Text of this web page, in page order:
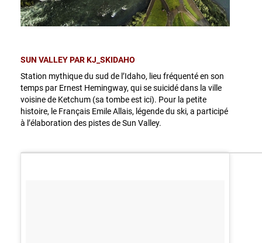
SUN VALLEY PAR KJ_SKIDAHO
Station mythique du sud de l’Idaho, lieu fréquenté en son
temps par Ernest Hemingway, qui se suicidé dans la ville
voisine de Ketchum (sa tombe est ici). Pour la petite
histoire, le Français Emile Allais, légende du ski, a participé
à l’élaboration des pistes de Sun Valley.